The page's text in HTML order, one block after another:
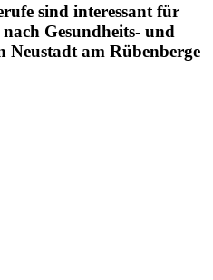
sind interessant für
Gesundheits- und
Neustadt am Rübenberge